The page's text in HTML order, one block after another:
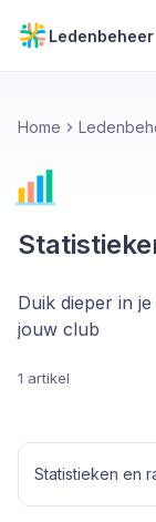
Ledenbeheer
Home
Duik dieper in
jouw club
1 artikel
Statistieken en